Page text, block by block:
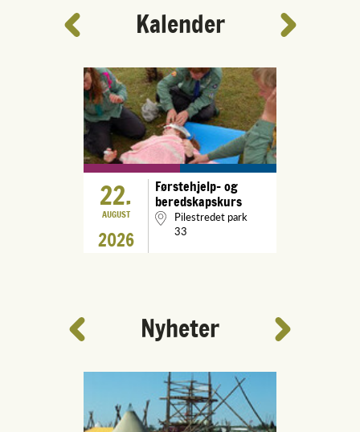
Kalender
22.
AUGUST
2026
Førstehjelp- og
beredskapskurs
Pilestredet park
33
Nyheter